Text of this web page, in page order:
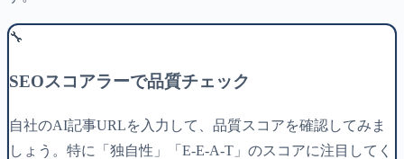
🔧
SEOスコアラーで品質チェック
自社のAI記事URLを入力して、品質スコアを確認してみま
しょう。特に「独自性」「E-E-A-T」のスコアに注目してく